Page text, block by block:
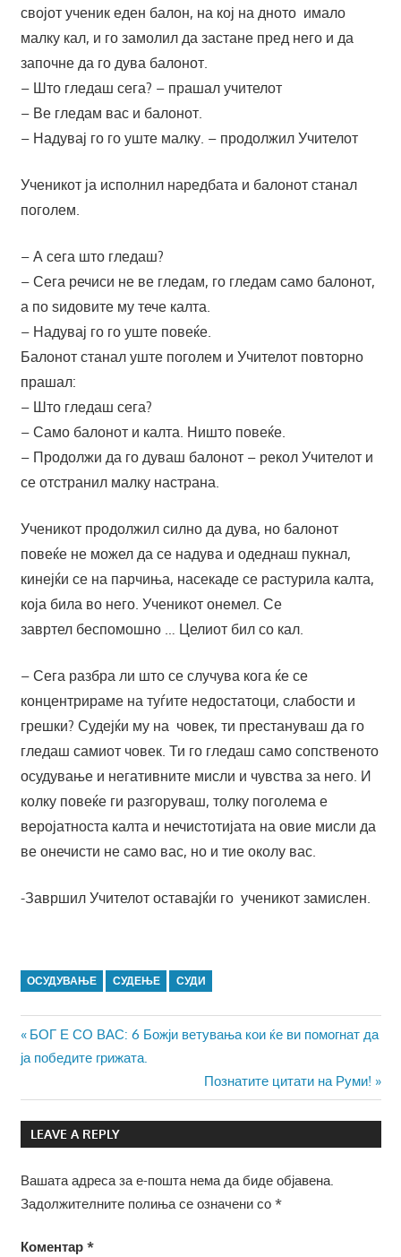
својот ученик еден балон, на кој на дното имало
малку кал, и го замолил да застане пред него и да
започне да го дува балонот.
– Што гледаш сега? – прашал учителот
– Ве гледам вас и балонот.
– Надувај го го уште малку. – продолжил Учителот
Ученикот ја исполнил наредбата и балонот станал
поголем.
– А сега што гледаш?
– Сега речиси не ве гледам, го гледам само балонот,
а по ѕидовите му тече калта.
– Надувај го го уште повеќе.
Балонот станал уште поголем и Учителот повторно
прашал:
– Што гледаш сега?
– Само балонот и калта. Ништо повеќе.
– Продолжи да го дуваш балонот – рекол Учителот и
се отстранил малку настрана.
Ученикот продолжил силно да дува, но балонот
повеќе не можел да се надува и одеднаш пукнал,
кинејќи се на парчиња, насекаде се растурила калта,
која била во него. Ученикот онемел. Се
завртел беспомошно … Целиот бил со кал.
– Сега разбра ли што се случува кога ќе се
концентрираме на туѓите недостатоци, слабости и
грешки? Судејќи му на човек, ти престануваш да го
гледаш самиот човек. Ти го гледаш само сопственото
осудување и негативните мисли и чувства за него. И
колку повеќе ги разгоруваш, толку поголема е
веројатноста калта и нечистотијата на овие мисли да
ве онечисти не само вас, но и тие околу вас.
-Завршил Учителот оставајќи го ученикот замислен.
ОСУДУВАЊЕ СУДЕЊЕ СУДИ
Навигација
на
напис
Previous
Post:
БОГ Е СО ВАС: 6 Божји ветувања кои ќе ви помогнат да
ја победите грижата.
Next
Post:
Познатите цитати на Руми!
LEAVE A REPLY
Вашата адреса за е-пошта нема да биде објавена.
Задолжителните полиња се означени со *
Коментар *